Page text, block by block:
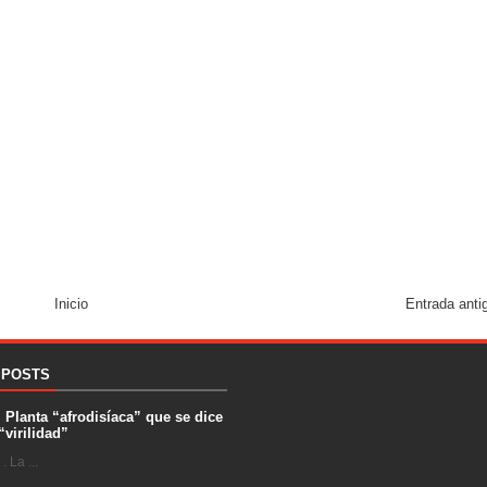
Entrada
Inicio
Planta “afrodisíaca” que se dice
La ...